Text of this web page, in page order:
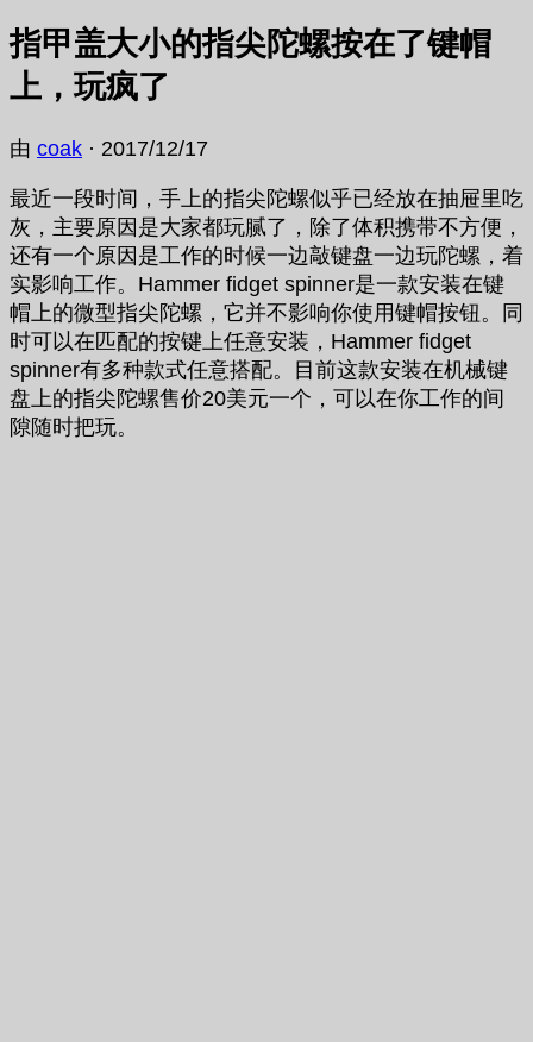
指甲盖大小的指尖陀螺按在了键帽
上，玩疯了
由 coak · 2017/12/17
最近一段时间，手上的指尖陀螺似乎已经放在抽屉里吃
灰，主要原因是大家都玩腻了，除了体积携带不方便，
还有一个原因是工作的时候一边敲键盘一边玩陀螺，着
实影响工作。Hammer fidget spinner是一款安装在键
帽上的微型指尖陀螺，它并不影响你使用键帽按钮。同
时可以在匹配的按键上任意安装，Hammer fidget
spinner有多种款式任意搭配。目前这款安装在机械键
盘上的指尖陀螺售价20美元一个，可以在你工作的间
隙随时把玩。